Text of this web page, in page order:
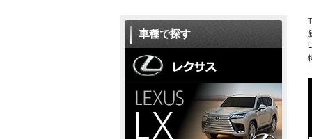
車種で探す